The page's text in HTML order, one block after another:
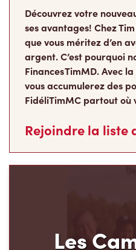
Découvrez votre
ses avantages! Chez
que vous méritez d’en
argent. C’est pourquoi
Finances TimMD. Avec
vous accumulerez des
FidéliTimMC partout où
Rejoindre la liste
Les